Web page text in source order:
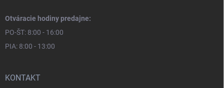
Otváracie hodiny predajne:
PO-ŠT: 8:00 - 16:00
PIA: 8:00 - 13:00
KONTAKT